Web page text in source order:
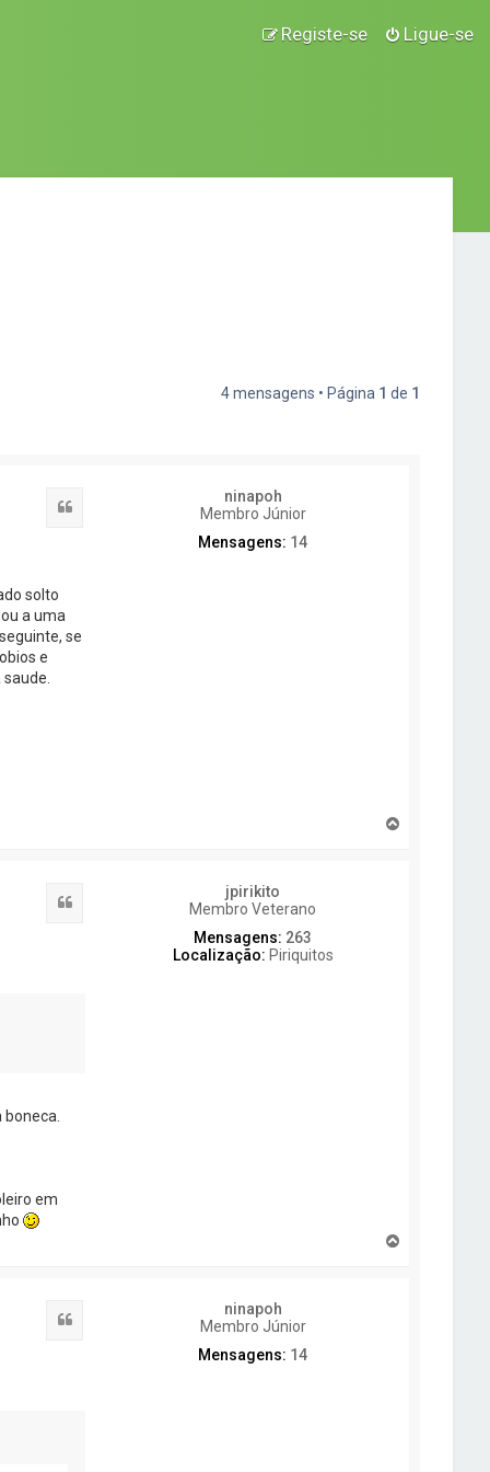
Ligue-se
Registe-se
4 mensagens • Página 1 de 1
ninapoh
Membro Júnior
Mensagens: 14
solto
a uma
se
e
saude.
jpirikito
Membro Veterano
Mensagens: 263
Localização: Piriquitos
em
ninapoh
Membro Júnior
Mensagens: 14